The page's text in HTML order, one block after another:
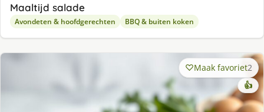
Maaltijd salade
Avondeten & hoofdgerechten BBQ & buiten koken
Maak favoriet2
👍